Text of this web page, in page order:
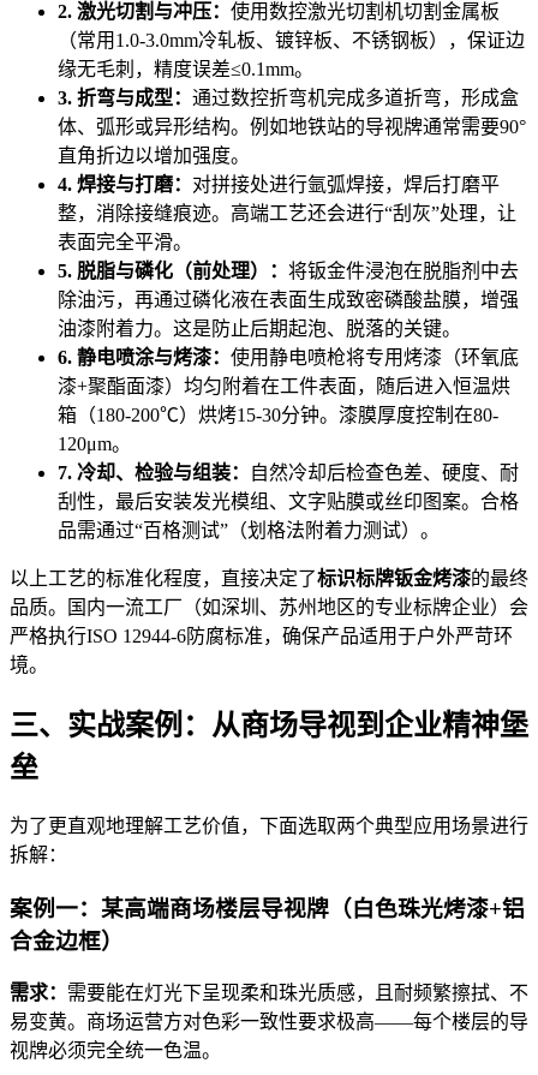
2. 激光切割与冲压： 使用数控激光切割机切割金属板
（常用1.0-3.0mm冷轧板、镀锌板、不锈钢板），保证边
缘无毛刺，精度误差≤0.1mm。
3. 折弯与成型： 通过数控折弯机完成多道折弯，形成盒
体、弧形或异形结构。例如地铁站的导视牌通常需要90°
直角折边以增加强度。
4. 焊接与打磨： 对拼接处进行氩弧焊接，焊后打磨平
整，消除接缝痕迹。高端工艺还会进行“刮灰”处理，让
表面完全平滑。
5. 脱脂与磷化（前处理）： 将钣金件浸泡在脱脂剂中去
除油污，再通过磷化液在表面生成致密磷酸盐膜，增强
油漆附着力。这是防止后期起泡、脱落的关键。
6. 静电喷涂与烤漆： 使用静电喷枪将专用烤漆（环氧底
漆+聚酯面漆）均匀附着在工件表面，随后进入恒温烘
箱（180-200℃）烘烤15-30分钟。漆膜厚度控制在80-
120μm。
7. 冷却、检验与组装：
自然冷却后检查色差、硬度、耐
刮性，最后安装发光模组、文字贴膜或丝印图案。合格
品需通过“百格测试”（划格法附着力测试）。
以上工艺的标准化程度，直接决定了标识标牌钣金烤漆的最终
品质。国内一流工厂（如深圳、苏州地区的专业标牌企业）会
严格执行ISO 12944-6防腐标准，确保产品适用于户外严苛环
境。
三、实战案例：从商场导视到企业精神堡
垒
为了更直观地理解工艺价值，下面选取两个典型应用场景进行
拆解：
案例一：某高端商场楼层导视牌（白色珠光烤漆+铝
合金边框）
需求： 需要能在灯光下呈现柔和珠光质感，且耐频繁擦拭、不
易变黄。商场运营方对色彩一致性要求极高——每个楼层的导
视牌必须完全统一色温。